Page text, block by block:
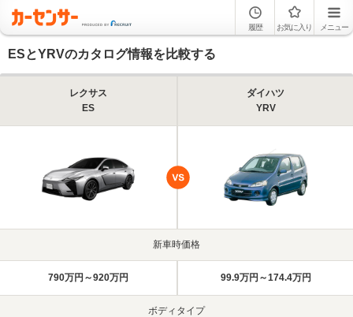
履歴 お気に入り メニュー
ESとYRVのカタログ情報を比較する
レクサス
ES
ダイハツ
YRV
新車時価格
790万円～920万円 99.9万円～174.4万円
ボディタイプ